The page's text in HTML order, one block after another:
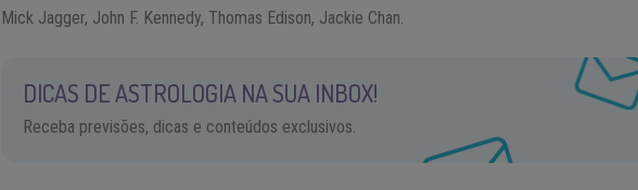
Mick Jagger, John F. Kennedy, Thomas Edison, Jackie Chan.
DICAS DE ASTROLOGIA NA SUA INBOX!
Receba previsões, dicas e conteúdos exclusivos.